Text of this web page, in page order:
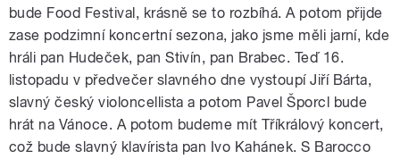
bude Food Festival, krásně se to rozbíhá. A potom přijde
zase podzimní koncertní sezona, jako jsme měli jarní, kde
hráli pan Hudeček, pan Stivín, pan Brabec. Teď 16.
listopadu v předvečer slavného dne vystoupí Jiří Bárta,
slavný český violoncellista a potom Pavel Šporcl bude
hrát na Vánoce. A potom budeme mít Tříkrálový koncert,
což bude slavný klavírista pan Ivo Kahánek. S Barocco